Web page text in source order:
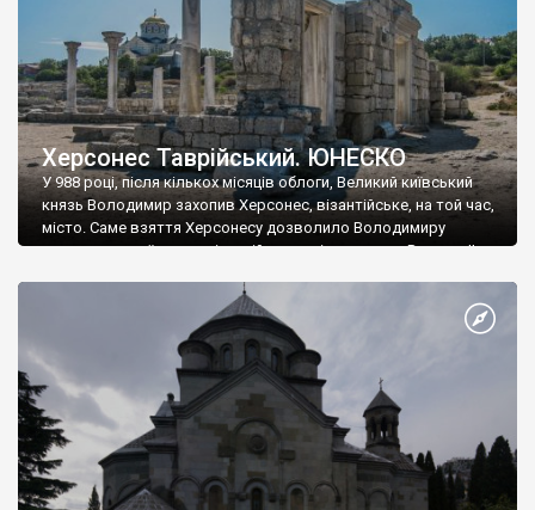
Херсонес Таврійський. ЮНЕСКО
У 988 році, після кількох місяців облоги, Великий київський
князь Володимир захопив Херсонес, візантійське, на той час,
місто. Саме взяття Херсонесу дозволило Володимиру
диктувати свої умови візантійському імператору Василю ІІ, та
Херсонесі Володимир-язичник, став Василем-християнином.
А потім було Хрещення Русі. На честь Херсонесу Таврійського